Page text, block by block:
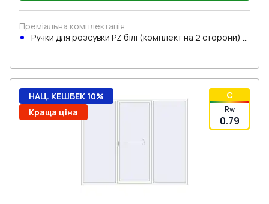
Преміальна комплектація
Ручки для розсувки PZ білі (комплект на 2 сторони) з
C
Rw
0.79
НАЦ. КЕШБЕК 10%
Краща ціна